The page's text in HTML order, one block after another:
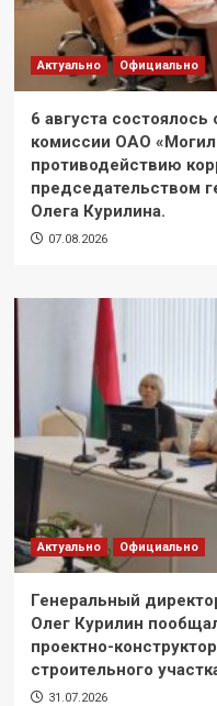
Актуально Официально
6 августа
комиссии ОАО
противодействию
председательством
Олега Курилина.
07.08.2026
Актуально Официально
Генеральный
Олег Курилин
проектно-
строительного
31.07.2026